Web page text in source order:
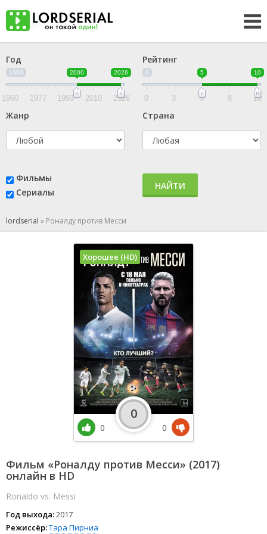
Год
1960 2000 2026
1960 1977 1993 2010 2026
Рейтинг
0 5 10
0 3 5 8 10
Жанр Страна
Фильмы
Сериалы
НАЙТИ
lordserial » Роналду против Месси
Фильм «Роналду против Месси» (2017)
онлайн в HD
Ronaldo vs. Messi
Год выхода:2017
Режиссёр:Тара Пирниа
Хорошее (HD)
0
0
0